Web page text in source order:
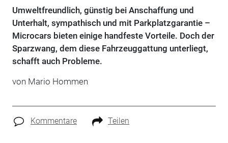
Umweltfreundlich, günstig bei Anschaffung und
Unterhalt, sympathisch und mit Parkplatzgarantie –
Microcars bieten einige handfeste Vorteile. Doch der
Sparzwang, dem diese Fahrzeuggattung unterliegt,
schafft auch Probleme.
von Mario Hommen
Kommentare Teilen